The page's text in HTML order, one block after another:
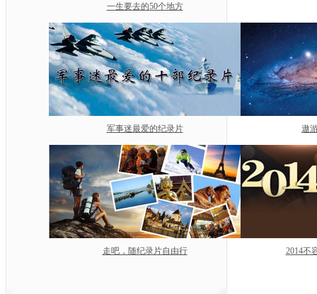
一生要去的50个地方
军事迷最爱的纪录片
走吧，随纪录片自由行
遨
2014不